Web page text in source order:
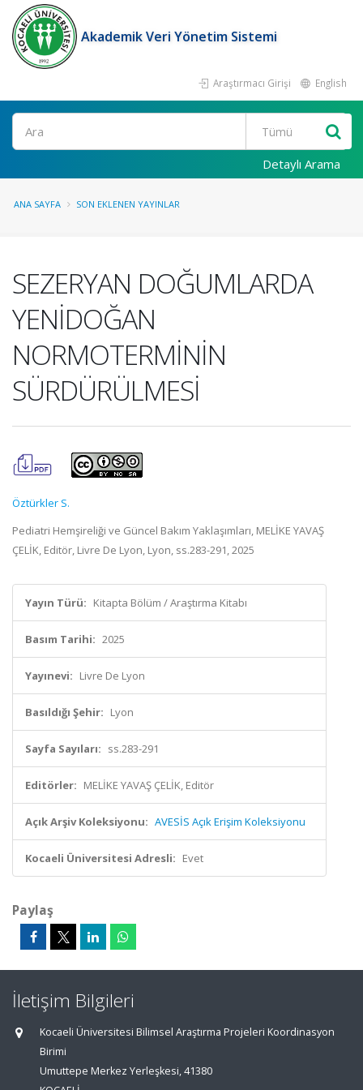
Akademik Veri Yönetim Sistemi
Araştırmacı Girişi English
Ara
Detaylı Arama
ANA SAYFA SON EKLENEN YAYINLAR
SEZERYAN DOĞUMLARDA
YENİDOĞAN
NORMOTERMİNİN
SÜRDÜRÜLMESİ
Öztürkler S.
Pediatri Hemşireliği ve Güncel Bakım Yaklaşımları, MELİKE YAVAŞ
ÇELİK, Editör, Livre De Lyon, Lyon, ss.283-291, 2025
Yayın Türü: Kitapta Bölüm / Araştırma Kitabı
Basım Tarihi: 2025
Yayınevi: Livre De Lyon
Basıldığı Şehir: Lyon
Sayfa Sayıları: ss.283-291
Editörler: MELİKE YAVAŞ ÇELİK, Editör
Açık Arşiv Koleksiyonu: AVESİS Açık Erişim Koleksiyonu
Kocaeli Üniversitesi Adresli: Evet
Paylaş
İletişim Bilgileri
Kocaeli Üniversitesi Bilimsel Araştırma Projeleri Koordinasyon
Birimi
Umuttepe Merkez Yerleşkesi, 41380